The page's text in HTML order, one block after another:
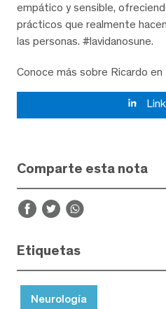
empático y sensible,
prácticos que realmente
las personas. #lavidanosune.
Conoce más sobre Ricardo en
Comparte esta nota
Etiquetas
Neurología